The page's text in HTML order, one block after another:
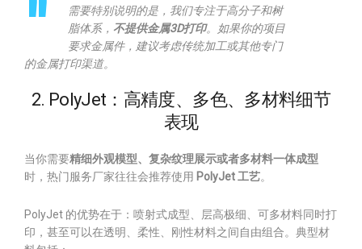
需要特别说明的是，我们专注于高分子和树
脂体系， 不提供金属3D打印。如果你的项目
要求金属件，建议考虑传统加工或其他专门
的金属打印渠道。
2. PolyJet：高精度、多色、多材料细节
表现
当你需要精细外观模型、复杂纹理展示或者多材料一体成型
时，热门服务厂家往往会推荐使用 PolyJet 工艺。
PolyJet 的优势在于：喷射式成型、层高极细、可多材料同时打
印，甚至可以在透明、柔性、刚性材料之间自由组合。典型材